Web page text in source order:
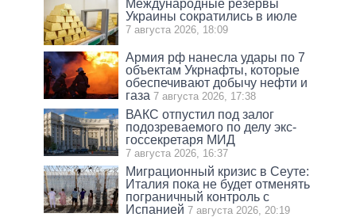
Международные резервы
Украины сократились в июле
7 августа 2026, 18:09
Армия рф нанесла удары по 7
объектам Укрнафты, которые
обеспечивают добычу нефти и
газа 7 августа 2026, 17:38
ВАКС отпустил под залог
подозреваемого по делу экс-
госсекретаря МИД
7 августа 2026, 16:37
Миграционный кризис в Сеуте:
Италия пока не будет отменять
пограничный контроль с
Испанией 7 августа 2026, 20:19